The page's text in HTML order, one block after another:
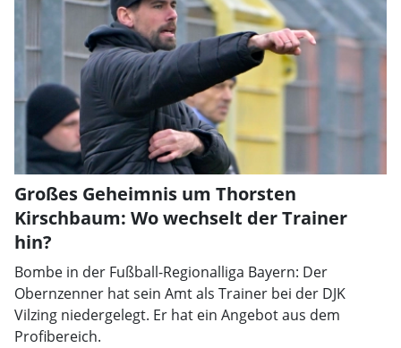
Großes Geheimnis um Thorsten
Kirschbaum: Wo wechselt der Trainer
hin?
Bombe in der Fußball-Regionalliga Bayern: Der
Obernzenner hat sein Amt als Trainer bei der DJK
Vilzing niedergelegt. Er hat ein Angebot aus dem
Profibereich.